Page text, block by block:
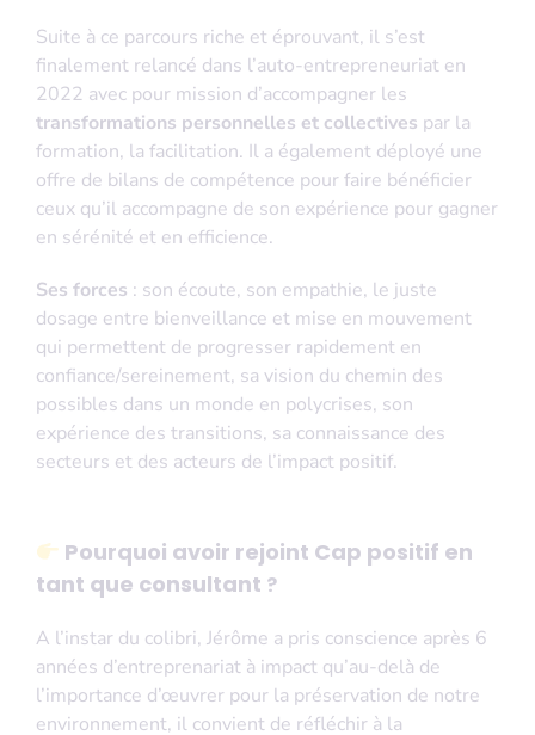
Suite à ce parcours riche et éprouvant, il s’est
finalement relancé dans l’auto-entrepreneuriat en
2022 avec pour mission d’accompagner les
transformations personnelles et collectives par la
formation, la facilitation. Il a également déployé une
offre de bilans de compétence pour faire bénéficier
ceux qu’il accompagne de son expérience pour gagner
en sérénité et en efficience.
Ses forces : son écoute, son empathie, le juste
dosage entre bienveillance et mise en mouvement
qui permettent de progresser rapidement en
confiance/sereinement, sa vision du chemin des
possibles dans un monde en polycrises, son
expérience des transitions, sa connaissance des
secteurs et des acteurs de l’impact positif.
Pourquoi avoir rejoint Cap positif en
tant que consultant ?
A l’instar du colibri, Jérôme a pris conscience après 6
années d’entreprenariat à impact qu’au-delà de
l’importance d’œuvrer pour la préservation de notre
environnement, il convient de réfléchir à la